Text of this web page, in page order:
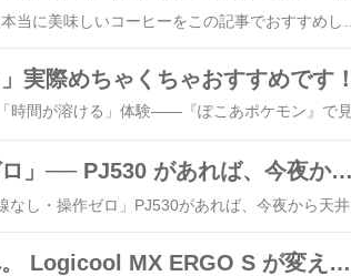
実際めちゃくちゃおすすめです！
「三脚なし・配線なし・操作ゼロ」── PJ530 があれば、今夜から天井が映画館になる
▶ プロジェクター レビュー「三脚なし・配線なし・操作ゼロ」PJ530があれば、今夜から天井が映画館になる270度回転スタンド内蔵 × Android TV 13搭載 × 驚異のコスパ寝ながら映画を見たい。でも設置が面倒くさい。そんなあなたのために、今話題のプロジェクター「PJ530」を徹底レビューします。「これ、買ってよかった」と心から思える一台を探している方は、ぜひ最後まで読んでみてください。 01 — あなたの悩み、わかりますプロジェクター選びで「挫折」した経験はありませんか？プロジェクターに憧れつつも、購入をためらっている方には、よくある"あるある"があります。✖ 悩み1：設置が面倒すぎる三脚が倒れそうで怖い。本を下に挟んで角度を調整…なんてこと、やっていませんか？天井に映したいだけなのに、なぜこんなに苦労しなければならないのか。毎回セッティングするのが億劫で、結局使わなくなる──そんな失敗パターンが非常に多い
「手首が限界です」という人へ。 Logicool MX ERGO S が変えたデスクライフ